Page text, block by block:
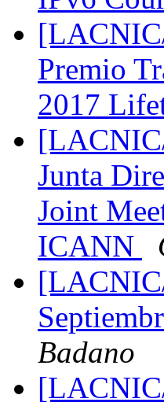
Premio
2017
Junta
Joint
ICANN
Badano